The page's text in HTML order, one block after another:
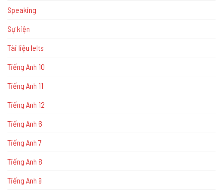
Speaking
Sự kiện
Tài liệu Ielts
Tiếng Anh 10
Tiếng Anh 11
Tiếng Anh 12
Tiếng Anh 6
Tiếng Anh 7
Tiếng Anh 8
Tiếng Anh 9